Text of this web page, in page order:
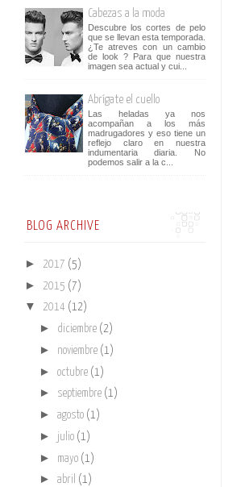
Cabezas a la moda
Descubre los cortes de pelo
que se llevan esta temporada.
¿Te atreves con un cambio
de look ? Para que nuestra
imagen sea actual y cui...
Abrígate el cuello
Las heladas ya nos
acompañan a los más
madrugadores y eso tiene un
reflejo claro en nuestra
indumentaria diaria. No
podemos salir a la c...
BLOG ARCHIVE
► 2017 (5)
► 2015 (7)
▼ 2014 (12)
► diciembre (2)
► noviembre (1)
► octubre (1)
► septiembre (1)
► agosto (1)
► julio (1)
► mayo (1)
► abril (1)